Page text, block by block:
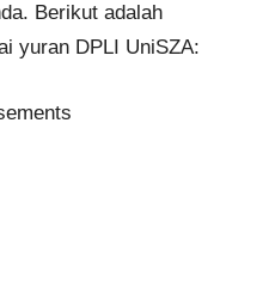
Berikut adalah
yuran DPLI UniSZA: